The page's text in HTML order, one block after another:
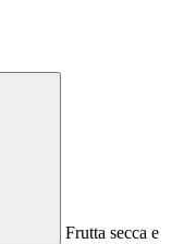
Frutta secca e